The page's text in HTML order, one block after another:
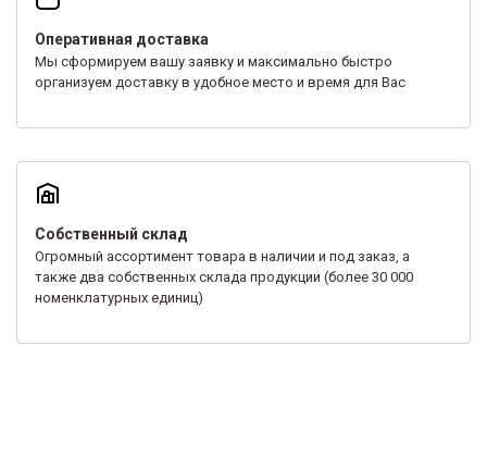
Оперативная доставка
Мы сформируем вашу заявку и максимально быстро
организуем доставку в удобное место и время для Вас
Собственный склад
Огромный ассортимент товара в наличии и под заказ, а
также два собственных склада продукции (более 30 000
номенклатурных единиц)